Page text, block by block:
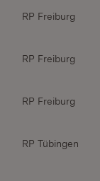
RP Freiburg
RP Freiburg
RP Freiburg
RP Tübingen